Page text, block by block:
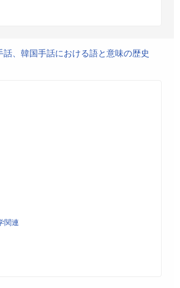
話、韓国手話における語と意味の歴史
関連